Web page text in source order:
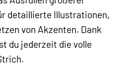
detaillierte Illustrationen,
von Akzenten. Dank
du jederzeit die volle